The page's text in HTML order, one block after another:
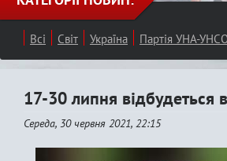
Всі Світ Україна Партія УНА-
17-30 липня відбудеться
Середа, 30 червня 2021, 22:15